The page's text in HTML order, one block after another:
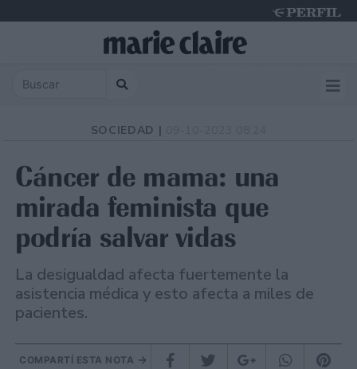
SOCIEDAD |
Cáncer de mama: una
mirada feminista que
podría salvar vidas
La desigualdad afecta fuertemente la
asistencia médica y esto afecta a miles de
pacientes.
COMPARTÍ ESTA NOTA